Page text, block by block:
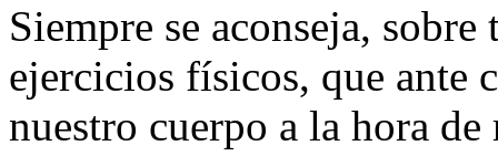
Siempre se aconseja,
ejercicios físicos, que ante
nuestro cuerpo a la hora